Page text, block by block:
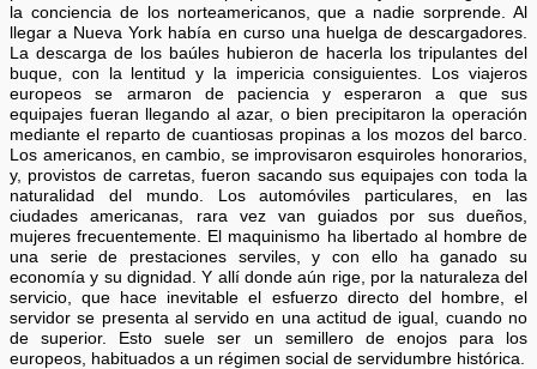
la conciencia de los norteamericanos, que a nadie sorprende. Al
llegar a Nueva York había en curso una huelga de descargadores.
La descarga de los baúles hubieron de hacerla los tripulantes del
buque, con la lentitud y la impericia consiguientes. Los viajeros
europeos se armaron de paciencia y esperaron a que sus
equipajes fueran llegando al azar, o bien precipitaron la operación
mediante el reparto de cuantiosas propinas a los mozos del barco.
Los americanos, en cambio, se improvisaron esquiroles honorarios,
y, provistos de carretas, fueron sacando sus equipajes con toda la
naturalidad del mundo. Los automóviles particulares, en las
ciudades americanas, rara vez van guiados por sus dueños,
mujeres frecuentemente. El maquinismo ha libertado al hombre de
una serie de prestaciones serviles, y con ello ha ganado su
economía y su dignidad. Y allí donde aún rige, por la naturaleza del
servicio, que hace inevitable el esfuerzo directo del hombre, el
servidor se presenta al servido en una actitud de igual, cuando no
de superior. Esto suele ser un semillero de enojos para los
europeos, habituados a un régimen social de servidumbre histórica.